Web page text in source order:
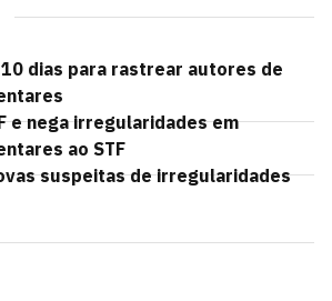
dias para rastrear autores de
e nega irregularidades em
ao STF
suspeitas de irregularidades